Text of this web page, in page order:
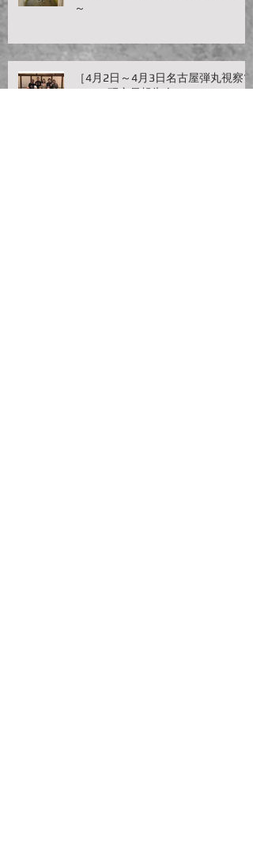
～
［4月2日～4月3日名古屋弾丸視察ツ
アー・研究員報告会］